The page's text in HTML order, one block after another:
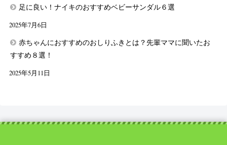
足に良い！ナイキのおすすめベビーサンダル６選
2025年7月6日
赤ちゃんにおすすめのおしりふきとは？先輩ママに聞いたお
すすめ８選！
2025年5月11日